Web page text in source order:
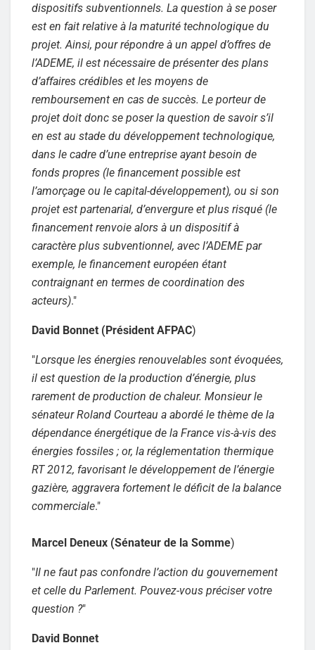
dispositifs subventionnels. La question à se poser
est en fait relative à la maturité technologique du
projet. Ainsi, pour répondre à un appel d’offres de
l’ADEME, il est nécessaire de présenter des plans
d’affaires crédibles et les moyens de
remboursement en cas de succès. Le porteur de
projet doit donc se poser la question de savoir s’il
en est au stade du développement technologique,
dans le cadre d’une entreprise ayant besoin de
fonds propres (le financement possible est
l’amorçage ou le capital-développement), ou si son
projet est partenarial, d’envergure et plus risqué (le
financement renvoie alors à un dispositif à
caractère plus subventionnel, avec l’ADEME par
exemple, le financement européen étant
contraignant en termes de coordination des
acteurs)."
David Bonnet (Président AFPAC)
"Lorsque les énergies renouvelables sont évoquées,
il est question de la production d’énergie, plus
rarement de production de chaleur. Monsieur le
sénateur Roland Courteau a abordé le thème de la
dépendance énergétique de la France vis-à-vis des
énergies fossiles ; or, la réglementation thermique
RT 2012, favorisant le développement de l’énergie
gazière, aggravera fortement le déficit de la balance
commerciale."
Marcel Deneux (Sénateur de la Somme)
"Il ne faut pas confondre l’action du gouvernement
et celle du Parlement. Pouvez-vous préciser votre
question ?"
David Bonnet